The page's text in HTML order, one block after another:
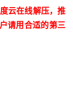
云在线解压，推
请用合适的第三